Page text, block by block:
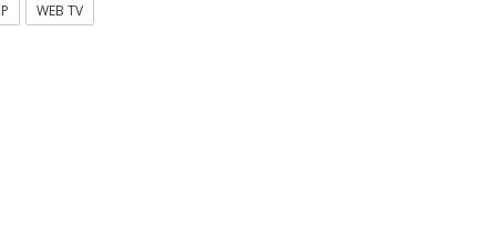
WEB TV